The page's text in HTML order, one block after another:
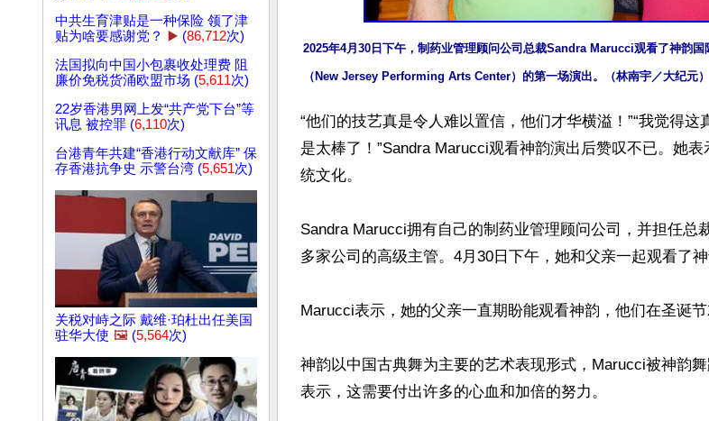
中共生育津贴是一种保险 领了津
贴为啥要感谢党？
▶️ (86,712次)
法国拟向中国小包裹收处理费 阻
廉价免税货涌欧盟市场 (5,611次)
22岁香港男网上发“共产党下台”等
讯息 被控罪 (6,110次)
台港青年共建“香港行动文献库” 保
存香港抗争史 示警台湾 (5,651次)
关税对峙之际 戴维·珀杜出任美国
驻华大使 🖼️ (5,564次)
2025年4月30日下午，制药业管理顾问公司总裁Sandra Marucci观看了神韵
（New Jersey Performing Arts Center）的第一场演出。（林南宇／大纪元）
“他们的技艺真是令人难以置信，他们才华横溢！”“我觉得
是太棒了！”Sandra Marucci观看神韵演出后赞叹不已。她
统文化。
Sandra Marucci拥有自己的制药业管理顾问公司，并担任总
多家公司的高级主管。4月30日下午，她和父亲一起观看了神
Marucci表示，她的父亲一直期盼能观看神韵，他们在圣诞节
神韵以中国古典舞为主要的艺术表现形式，Marucci被神韵
表示，这需要付出许多的心血和加倍的努力。